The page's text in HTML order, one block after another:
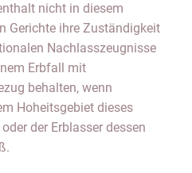
nicht in diesem
Gerichte ihre Zuständigkeit
Nachlasszeugnisse
Erbfall mit
behalten, wenn
Hoheitsgebiet dieses
der Erblasser dessen